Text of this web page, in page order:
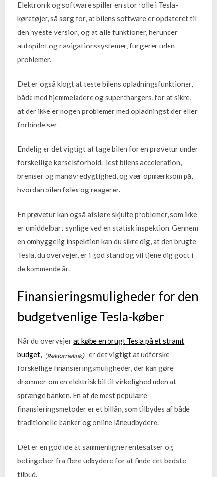
Elektronik og software spiller en stor rolle i Tesla-
køretøjer, så sørg for, at bilens software er opdateret til
den nyeste version, og at alle funktioner, herunder
autopilot og navigationssystemer, fungerer uden
problemer.
Det er også klogt at teste bilens opladningsfunktioner,
både med hjemmeladere og superchargers, for at sikre,
at der ikke er nogen problemer med opladningstider eller
forbindelser.
Endelig er det vigtigt at tage bilen for en prøvetur under
forskellige kørselsforhold. Test bilens acceleration,
bremser og manøvredygtighed, og vær opmærksom på,
hvordan bilen føles og reagerer.
En prøvetur kan også afsløre skjulte problemer, som ikke
er umiddelbart synlige ved en statisk inspektion. Gennem
en omhyggelig inspektion kan du sikre dig, at den brugte
Tesla, du overvejer, er i god stand og vil tjene dig godt i
de kommende år.
Finansieringsmuligheder for den
budgetvenlige Tesla-køber
Når du overvejerat købe en brugt Tesla på et stramt
budget,
er det vigtigt at udforske
forskellige finansieringsmuligheder, der kan gøre
drømmen om en elektrisk bil til virkelighed uden at
sprænge banken. En af de mest populære
finansieringsmetoder er et billån, som tilbydes af både
traditionelle banker og online låneudbydere.
Det er en god idé at sammenligne rentesatser og
betingelser fra flere udbydere for at finde det bedste
tilbud.